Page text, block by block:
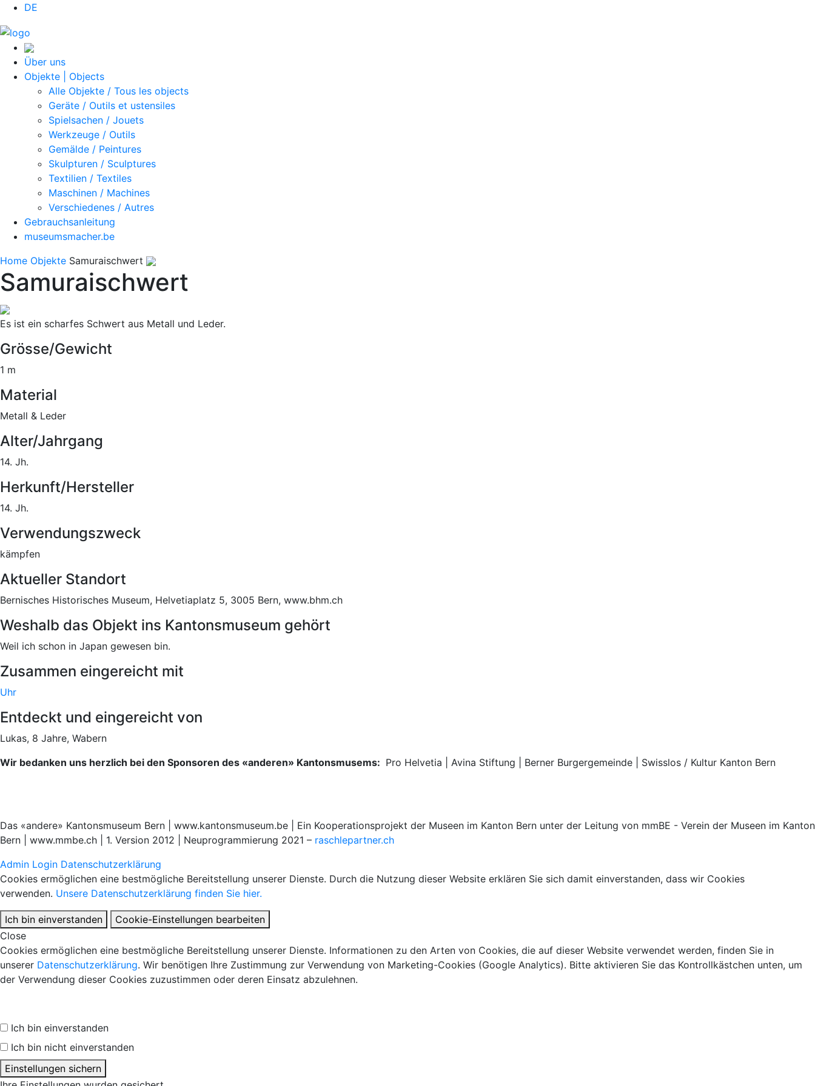
DE
Über uns
Objekte | Objects
Alle Objekte / Tous les objects
Geräte / Outils et ustensiles
Spielsachen / Jouets
Werkzeuge / Outils
Gemälde / Peintures
Skulpturen / Sculptures
Textilien / Textiles
Maschinen / Machines
Verschiedenes / Autres
Gebrauchsanleitung
museumsmacher.be
Home Objekte Samuraischwert
Samuraischwert
Es ist ein scharfes Schwert aus Metall und Leder.
Grösse/Gewicht
1 m
Material
Metall & Leder
Alter/Jahrgang
14. Jh.
Herkunft/Hersteller
14. Jh.
Verwendungszweck
kämpfen
Aktueller Standort
Bernisches Historisches Museum, Helvetiaplatz 5, 3005 Bern, www.bhm.ch
Weshalb das Objekt ins Kantonsmuseum gehört
Weil ich schon in Japan gewesen bin.
Zusammen eingereicht mit
Uhr
Entdeckt und eingereicht von
Lukas, 8 Jahre, Wabern
Wir bedanken uns herzlich bei den Sponsoren des «anderen» Kantonsmusems: Pro Helvetia | Avina Stiftung | Berner Burgergemeinde | Swisslos / Kultur Kanton Bern
Das «andere» Kantonsmuseum Bern | www.kantonsmuseum.be | Ein Kooperationsprojekt der Museen im Kanton Bern unter der Leitung von mmBE - Verein der Museen im Kanton
Bern | www.mmbe.ch | 1. Version 2012 | Neuprogrammierung 2021 – raschlepartner.ch
Admin Login Datenschutzerklärung
Cookies ermöglichen eine bestmögliche Bereitstellung unserer Dienste. Durch die Nutzung dieser Website erklären Sie sich damit einverstanden, dass wir Cookies
verwenden. Unsere Datenschutzerklärung finden Sie hier.
Ich bin einverstanden
Cookie-Einstellungen bearbeiten
Close
Cookies ermöglichen eine bestmögliche Bereitstellung unserer Dienste. Informationen zu den Arten von Cookies, die auf dieser Website verwendet werden, finden Sie in
unserer Datenschutzerklärung. Wir benötigen Ihre Zustimmung zur Verwendung von Marketing-Cookies (Google Analytics). Bitte aktivieren Sie das Kontrollkästchen unten, um
der Verwendung dieser Cookies zuzustimmen oder deren Einsatz abzulehnen.
Ich bin einverstanden
Ich bin nicht einverstanden
Einstellungen sichern